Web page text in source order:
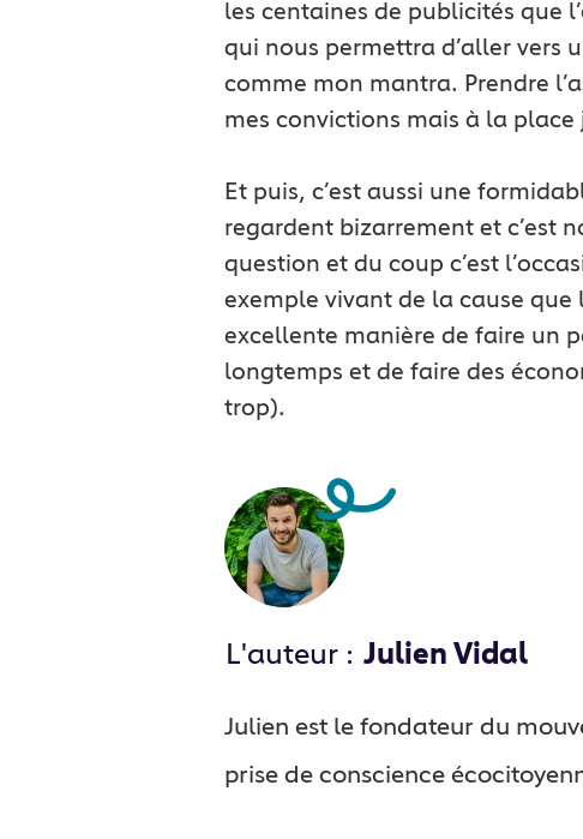
les centaines de publicités que
qui nous permettra d’aller vers
comme mon mantra. Prendre
mes convictions mais à la
Et puis, c’est aussi une
regardent bizarrement et c’est
question et du coup c’est
exemple vivant de la cause que
excellente manière de faire un
longtemps et de faire des
trop).
L'auteur : Julien Vidal
Julien est le fondateur du
prise de conscience